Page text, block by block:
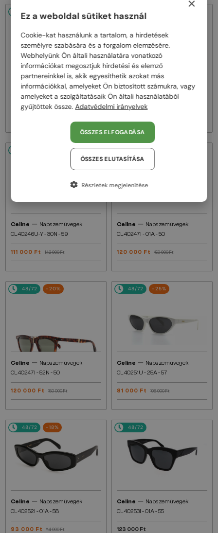
48/72 -20%
Celine—Napszemüvegek
CL40242I - 01B - 53
48/72
Celine— Napszemüvegek
CL40246U-Y - 30H - 61
Celine — Napszemüvegek
CL40246U-Y - 30N - 59
111 000 Ft 142 000 Ft
48/72 -20%
Celine — Napszemüvegek
CL40247I - 01A - 50
120 000 Ft 150 000 Ft
48/72 -20%
Celine — Napszemüvegek
CL40247I - 52N - 50
120 000 Ft 150 000 Ft
48/72 -25%
Celine — Napszemüvegek
CL40251U - 25A - 57
81 000 Ft 108 000 Ft
48/72 -18%
Celine — Napszemüvegek
CL40252I - 01A - 58
93 000 Ft 114 000 Ft
48/72
Celine — Napszemüvegek
CL40253I - 01A - 55
123 000 Ft
×
Ez a weboldal sütiket használ
Cookie-kat használunk a tartalom, a hirdetések
személyre szabására és a forgalom elemzésére.
Webhelyünk Ön általi használatára vonatkozó
információkat megosztjuk hirdetési és elemző
partnereinkkel is, akik egyesíthetik azokat más
információkkal, amelyeket Ön biztosított számukra, vagy
amelyeket a szolgáltatásaik Ön általi használatából
gyűjtöttek össze. Adatvédelmi irányelvek
ÖSSZES ELFOGADÁSA
ÖSSZES ELUTASÍTÁSA
Részletek megjelenítése